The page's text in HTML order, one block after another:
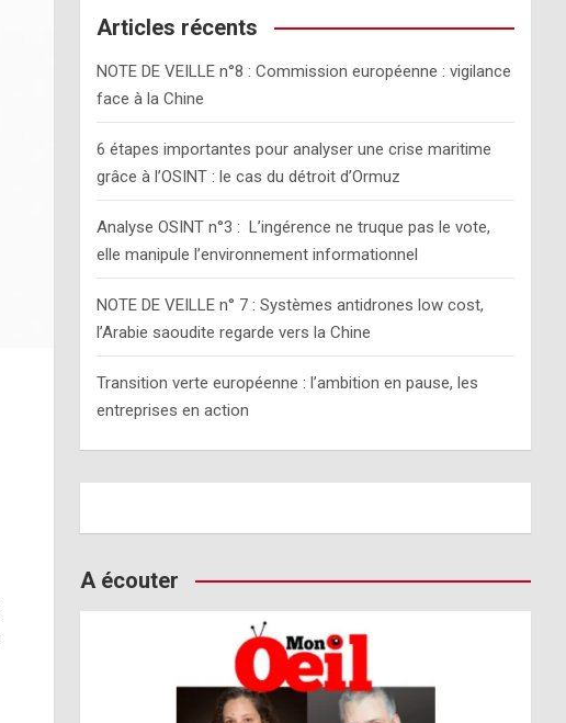
c
Articles récents
NOTE DE VEILLE n°8 : Commission européenne : vigilance
face à la Chine
6 étapes importantes pour analyser une crise maritime
grâce à l’OSINT : le cas du détroit d’Ormuz
Analyse OSINT n°3 : L’ingérence ne truque pas le vote,
elle manipule l’environnement informationnel
NOTE DE VEILLE n° 7 : Systèmes antidrones low cost,
l’Arabie saoudite regarde vers la Chine
Transition verte européenne : l’ambition en pause, les
entreprises en action
A écouter